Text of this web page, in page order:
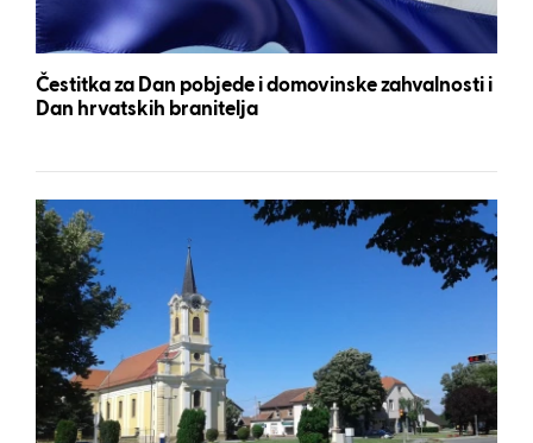
Čestitka za Dan pobjede i domovinske zahvalnosti i
Dan hrvatskih branitelja